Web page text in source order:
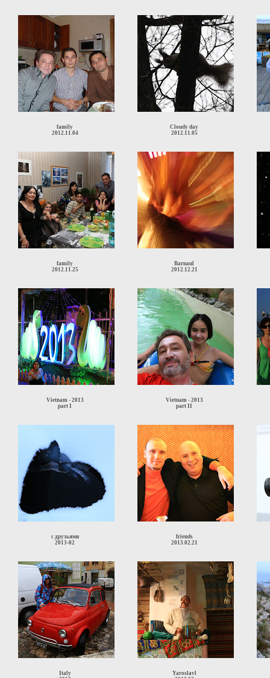
family
2012.11.04
Cloudy day
2012.11.05
family
2012.11.25
Barnaul
2012.12.21
Vietnam - 2013
part I
Vietnam - 2013
part II
с друзьями
2013-02
friends
2013.02.21
Italy
Yaroslavl